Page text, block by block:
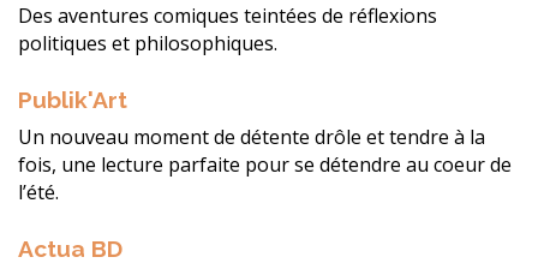
Des aventures comiques teintées de réflexions
politiques et philosophiques.
Publik'Art
Un nouveau moment de détente drôle et tendre à la
fois, une lecture parfaite pour se détendre au coeur de
l’été.
Actua BD